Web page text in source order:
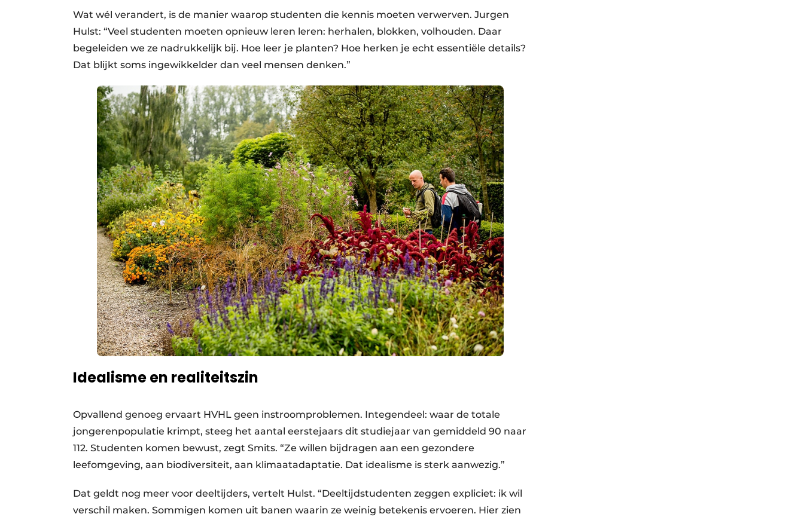
Wat wél verandert, is de manier waarop studenten die kennis moeten verwerven. Jurgen
Hulst: “Veel studenten moeten opnieuw leren leren: herhalen, blokken, volhouden. Daar
begeleiden we ze nadrukkelijk bij. Hoe leer je planten? Hoe herken je echt essentiële details?
Dat blijkt soms ingewikkelder dan veel mensen denken.”
Idealisme en realiteitszin
Opvallend genoeg ervaart HVHL geen instroomproblemen. Integendeel: waar de totale
jongerenpopulatie krimpt, steeg het aantal eerstejaars dit studiejaar van gemiddeld 90 naar
112. Studenten komen bewust, zegt Smits. “Ze willen bijdragen aan een gezondere
leefomgeving, aan biodiversiteit, aan klimaatadaptatie. Dat idealisme is sterk aanwezig.”
Dat geldt nog meer voor deeltijders, vertelt Hulst. “Deeltijdstudenten zeggen expliciet: ik wil
verschil maken. Sommigen komen uit banen waarin ze weinig betekenis ervoeren. Hier zien